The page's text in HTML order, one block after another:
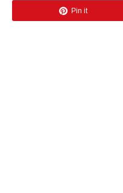
Pin it